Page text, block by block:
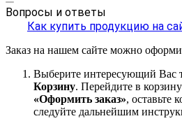
Вопросы и ответы
Как купить продукцию на
Заказ на нашем сайте можно
Выберите интересующий Вас
Корзину. Перейдите в
«Оформить заказ», оставьте
следуйте дальнейшим